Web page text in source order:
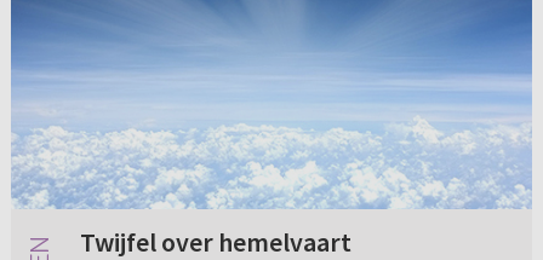
Twijfel over hemelvaart